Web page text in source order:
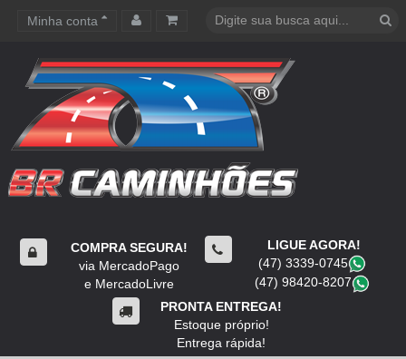
Minha conta
COMPRA SEGURA!
via MercadoPago
e MercadoLivre
LIGUE AGORA!
(47) 3339-0745
(47) 98420-8207
PRONTA ENTREGA!
Estoque próprio!
Entrega rápida!